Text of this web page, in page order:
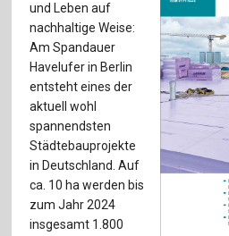
Service
Für Autor:innen
Verlag
Sprache / Language: DE
und Leben auf
nachhaltige Weise:
Am Spandauer
Havelufer in Berlin
entsteht eines der
aktuell wohl
spannendsten
Städtebauprojekte
in Deutschland. Auf
ca. 10 ha werden bis
zum Jahr 2024
insgesamt 1.800